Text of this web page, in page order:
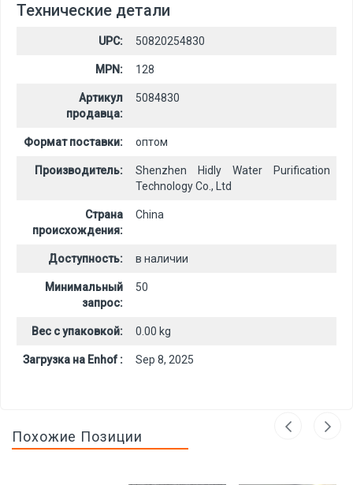
Технические детали
UPC: 50820254830
MPN: 128
Артикул
продавца:
5084830
Формат поставки: оптом
Производитель:
Shenzhen Hidly Water Purification
Technology Co., Ltd
Страна
происхождения:
China
Доступность: в наличии
Минимальный
запрос:
50
Вес с упаковкой: 0.00 kg
Загрузка на Enhof : Sep 8, 2025
Похожие Позиции